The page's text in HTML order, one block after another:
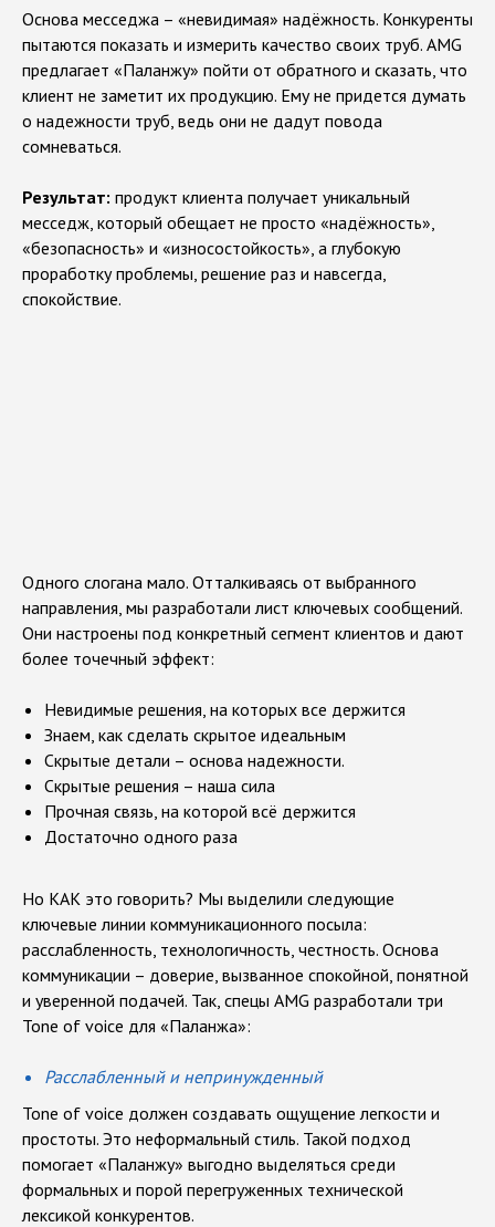
Основа месседжа – «невидимая» надёжность. Конкуренты
пытаются показать и измерить качество своих труб. AMG
предлагает «Паланжу» пойти от обратного и сказать, что
клиент не заметит их продукцию. Ему не придется думать
о надежности труб, ведь они не дадут повода
сомневаться.
Результат: продукт клиента получает уникальный
месседж, который обещает не просто «надёжность»,
«безопасность» и «износостойкость», а глубокую
проработку проблемы, решение раз и навсегда,
спокойствие.
Одного слогана мало. Отталкиваясь от выбранного
направления, мы разработали лист ключевых сообщений.
Они настроены под конкретный сегмент клиентов и дают
более точечный эффект:
Невидимые решения, на которых все держится
Знаем, как сделать скрытое идеальным
Скрытые детали – основа надежности.
Скрытые решения – наша сила
Прочная связь, на которой всё держится
Достаточно одного раза
Но КАК это говорить? Мы выделили следующие
ключевые линии коммуникационного посыла:
расслабленность, технологичность, честность. Основа
коммуникации – доверие, вызванное спокойной, понятной
и уверенной подачей. Так, спецы AMG разработали три
Tone of voice для «Паланжа»:
Расслабленный и непринужденный
Tone of voice должен создавать ощущение легкости и
простоты. Это неформальный стиль. Такой подход
помогает «Паланжу» выгодно выделяться среди
формальных и порой перегруженных технической
лексикой конкурентов.
ЭТАП III:
масштабиров ание